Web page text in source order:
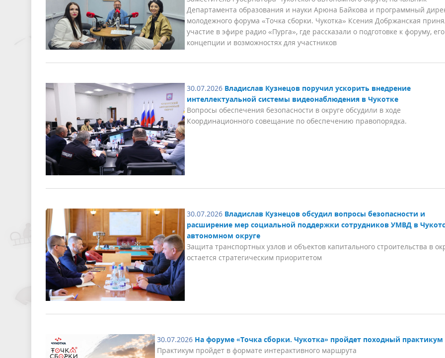
Департамента образования и науки Арюна Байкова и программный
молодежного форума «Точка сборки. Чукотка» Ксения Добржанская
участие в эфире радио «Пурга», где рассказали о подготовке к форуму, его
концепции и возможностях для участников
30.07.2026 Владислав Кузнецов поручил ускорить внедрение
интеллектуальной системы видеонаблюдения в Чукотке
Вопросы обеспечения безопасности в округе обсудили в ходе
Координационного совещание по обеспечению правопорядка.
30.07.2026 Владислав Кузнецов обсудил вопросы безопасности и
расширение мер социальной поддержки сотрудников УМВД в
автономном округе
Защита транспортных узлов и объектов капитального строительства в
остается стратегическим приоритетом
30.07.2026 На форуме «Точка сборки. Чукотка» пройдет походный практикум
Практикум пройдет в формате интерактивного маршрута